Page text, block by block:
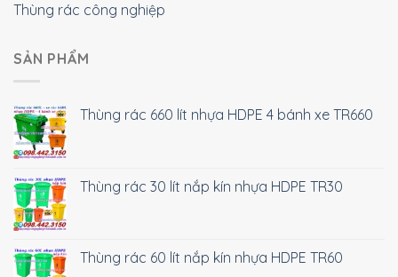
Thùng rác công nghiệp
SẢN PHẨM
Thùng rác 660 lít nhựa HDPE 4 bánh xe TR660
Thùng rác 30 lít nắp kín nhựa HDPE TR30
Thùng rác 60 lít nắp kín nhựa HDPE TR60